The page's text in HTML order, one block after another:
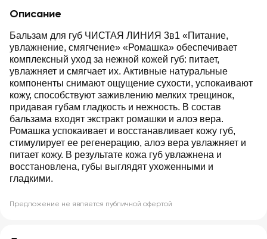
Описание
Бальзам для губ ЧИСТАЯ ЛИНИЯ 3в1 «Питание,
увлажнение, смягчение» «Ромашка» обеспечивает
комплексный уход за нежной кожей губ: питает,
увлажняет и смягчает их. Активные натуральные
компоненты снимают ощущение сухости, успокаивают
кожу, способствуют заживлению мелких трещинок,
придавая губам гладкость и нежность. В состав
бальзама входят экстракт ромашки и алоэ вера.
Ромашка успокаивает и восстанавливает кожу губ,
стимулирует ее регенерацию, алоэ вера увлажняет и
питает кожу. В результате кожа губ увлажнена и
восстановлена, губы выглядят ухоженными и
гладкими.
Предложение не является публичной офертой